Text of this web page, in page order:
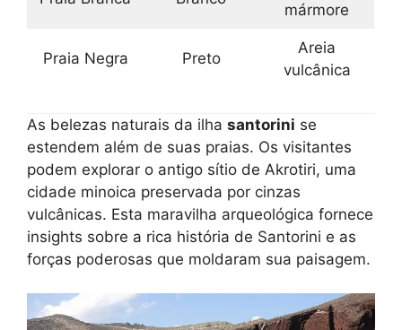
mármore
Praia Negra Preto
Areia
vulcânica
As belezas naturais da ilha santorini se
estendem além de suas praias. Os visitantes
podem explorar o antigo sítio de Akrotiri, uma
cidade minoica preservada por cinzas
vulcânicas. Esta maravilha arqueológica fornece
insights sobre a rica história de Santorini e as
forças poderosas que moldaram sua paisagem.